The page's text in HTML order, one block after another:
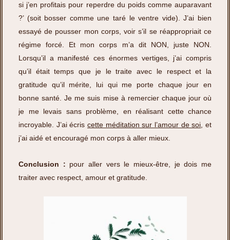
si j’en profitais pour reperdre du poids comme auparavant
?’ (soit bosser comme une taré le ventre vide). J’ai bien
essayé de pousser mon corps, voir s’il se réappropriait ce
régime forcé. Et mon corps m’a dit NON, juste NON.
Lorsqu’il a manifesté ces énormes vertiges, j’ai compris
qu’il était temps que je le traite avec le respect et la
gratitude qu’il mérite, lui qui me porte chaque jour en
bonne santé. Je me suis mise à remercier chaque jour où
je me levais sans problème, en réalisant cette chance
incroyable. J’ai écris cette méditation sur l’amour de soi, et
j’ai aidé et encouragé mon corps à aller mieux.
Conclusion : pour aller vers le mieux-être, je dois me
traiter avec respect, amour et gratitude.